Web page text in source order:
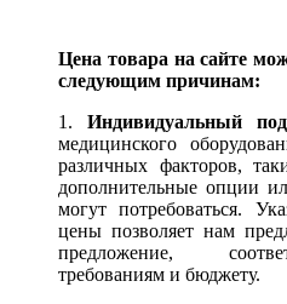
Цена товара на сайте
следующим причинам:
1. Индивидуальный
медицинского
различных факторов,
дополнительные опции
могут потребоваться.
цены позволяет нам
предложение,
требованиям и бюджету.